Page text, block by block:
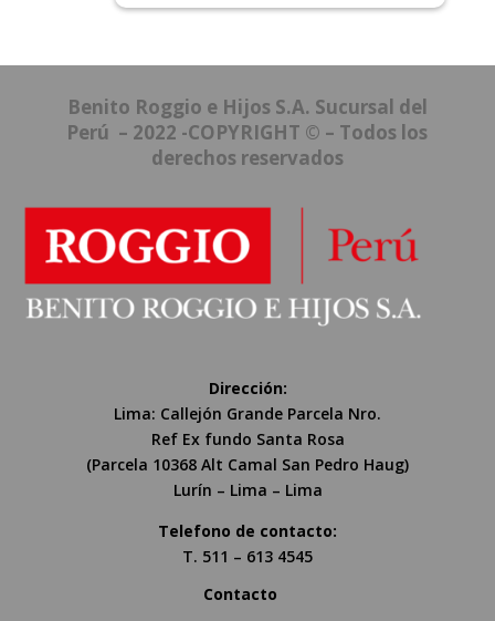
Benito Roggio e Hijos S.A. Sucursal del
Perú – 2022 -COPYRIGHT © – Todos los
derechos reservados
Dirección:
Lima: Callejón Grande Parcela Nro.
Ref Ex fundo Santa Rosa
(Parcela 10368 Alt Camal San Pedro Haug)
Lurín – Lima – Lima
Telefono de contacto:
T. 511 – 613 4545
Contacto